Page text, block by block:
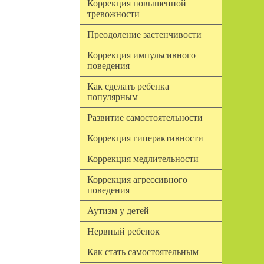
Коррекция повышенной
тревожности
Преодоление застенчивости
Коррекция импульсивного
поведения
Как сделать ребенка
популярным
Развитие самостоятельности
Коррекция гиперактивности
Коррекция медлительности
Коррекция агрессивного
поведения
Аутизм у детей
Нервный ребенок
Как стать самостоятельным